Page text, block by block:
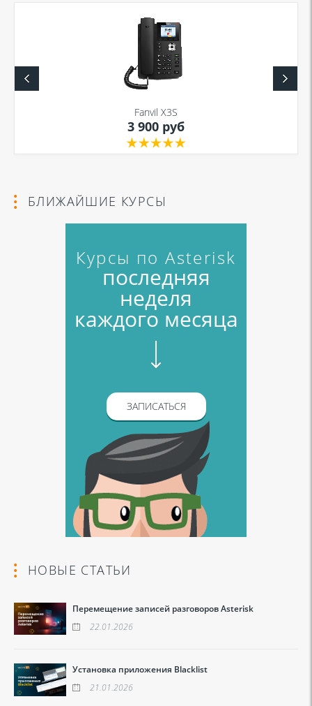
Я даю согласие на обработку моих персональных данных для связи
Политикой в отношении обработки персональных
Политикой конфиденциальности
Я даю согласие на обработку моих персональных данных для связи
Политикой в отношении обработки персональных
Fanvil X3S
3 900 руб
БЛИЖАЙШИЕ КУРСЫ
Курсы по Asterisk
последняя
неделя
каждого месяца
ЗАПИСАТЬСЯ
НОВЫЕ СТАТЬИ
Перемещение записей разговоров Asterisk
22.01.2026
Установка приложения Blacklist
21.01.2026